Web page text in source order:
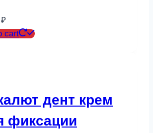
₽
cart
дент крем
фиксации